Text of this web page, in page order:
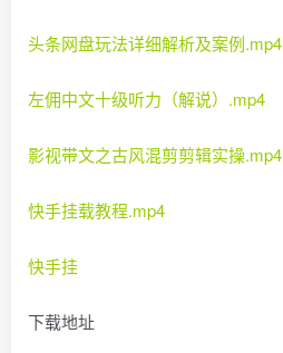
头条网盘玩法详细解析及案例.mp4
左佣中文十级听力（解说）.mp4
影视带文之古风混剪剪辑实操.mp4
快手挂载教程.mp4
快手挂
下载地址